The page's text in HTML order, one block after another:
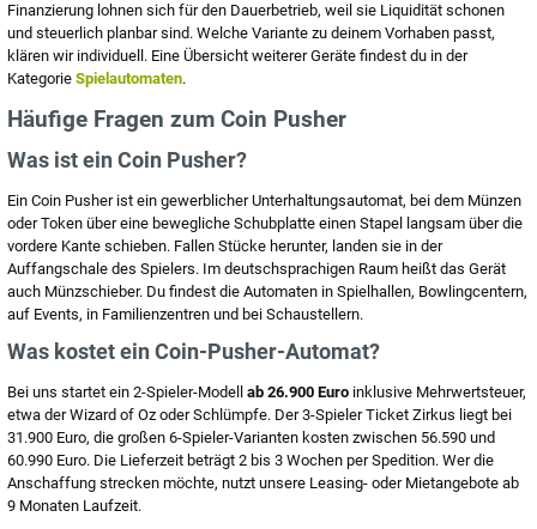
Finanzierung lohnen sich für den Dauerbetrieb, weil sie Liquidität schonen
und steuerlich planbar sind. Welche Variante zu deinem Vorhaben passt,
klären wir individuell. Eine Übersicht weiterer Geräte findest du in der
Kategorie Spielautomaten.
Häufige Fragen zum Coin Pusher
Was ist ein Coin Pusher?
Ein Coin Pusher ist ein gewerblicher Unterhaltungsautomat, bei dem Münzen
oder Token über eine bewegliche Schubplatte einen Stapel langsam über die
vordere Kante schieben. Fallen Stücke herunter, landen sie in der
Auffangschale des Spielers. Im deutschsprachigen Raum heißt das Gerät
auch Münzschieber. Du findest die Automaten in Spielhallen, Bowlingcentern,
auf Events, in Familienzentren und bei Schaustellern.
Was kostet ein Coin-Pusher-Automat?
Bei uns startet ein 2-Spieler-Modell ab 26.900 Euro inklusive Mehrwertsteuer,
etwa der Wizard of Oz oder Schlümpfe. Der 3-Spieler Ticket Zirkus liegt bei
31.900 Euro, die großen 6-Spieler-Varianten kosten zwischen 56.590 und
60.990 Euro. Die Lieferzeit beträgt 2 bis 3 Wochen per Spedition. Wer die
Anschaffung strecken möchte, nutzt unsere Leasing- oder Mietangebote ab
9 Monaten Laufzeit.